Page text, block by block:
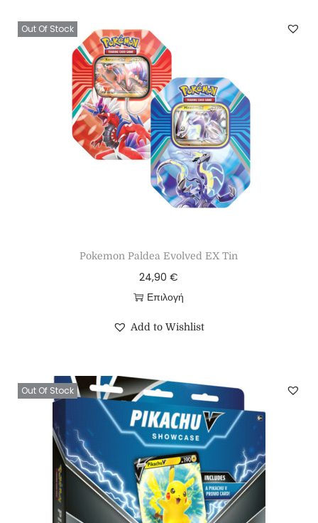
Out Of Stock
Pokemon Paldea Evolved EX Tin
24,90€
Επιλογή
Add to Wishlist
Out Of Stock